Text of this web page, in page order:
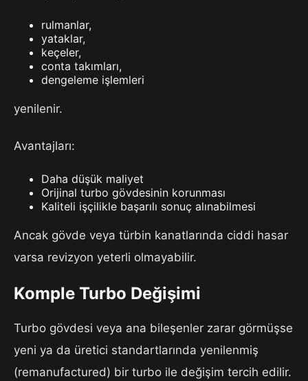
rulmanlar,
yataklar,
keçeler,
conta takımları,
dengeleme işlemleri
yenilenir.
Avantajları:
Daha düşük maliyet
Orijinal turbo gövdesinin korunması
Kaliteli işçilikle başarılı sonuç alınabilmesi
Ancak gövde veya türbin kanatlarında ciddi hasar
varsa revizyon yeterli olmayabilir.
Komple Turbo Değişimi
Turbo gövdesi veya ana bileşenler zarar görmüşse
yeni ya da üretici standartlarında yenilenmiş
(remanufactured) bir turbo ile değişim tercih edilir.